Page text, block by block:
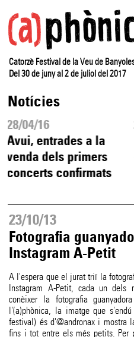
Catorzè Festival de la Veu de
Del 30 de juny al 2 de juliol del 2017
Notícies
28/04/16
Avui, entrades a la
venda dels primers
concerts confirmats
23/10/13
Fotografia
Instagram A-Petit
A l'espera que el jurat triï la
Instagram A-Petit, cada un
conèixer la fotografia
l'(a)phònica, la imatge que
festival) és d'@andronax i mostra
fins i tot entre els més petits. Per